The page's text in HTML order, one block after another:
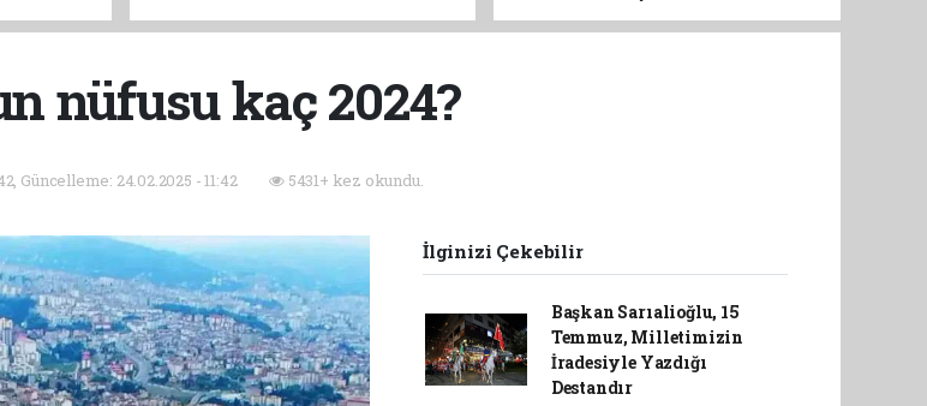
Kimliğe Kavuşuyor
nüfusu kaç 2024?
Güncelleme: 24.02.2025 - 11:42 5431+ kez okundu.
İlginizi Çekebilir
Başkan Sarıalioğlu, 15
Temmuz, Milletimizin
İradesiyle Yazdığı
Destandır